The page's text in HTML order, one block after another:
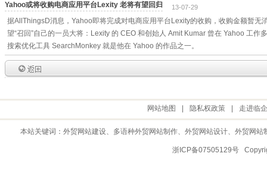
Yahoo或将收购电商应用平台Lexity 老将有望回归 13-07-29
据AllThingsD消息，Yahoo即将完成对电商应用平台Lexity的收购，收购金额暂无
望“召回”自己的一员大将：Lexity 的 CEO 和创始人 Amit Kumar 曾在 Yahoo 工作
搜索优化工具 SearchMonkey 就是他在 Yahoo 的作品之一。
网站地图 隐私权政策 走进临企
本站关键词： 外贸网站建设、多语种外贸网站制作、 外贸网站设计、 外贸网站
浙ICP备07505129号